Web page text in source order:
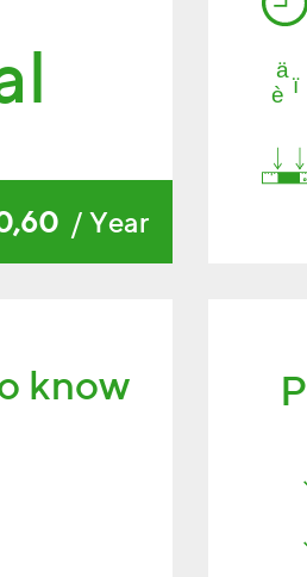
/ Year
know